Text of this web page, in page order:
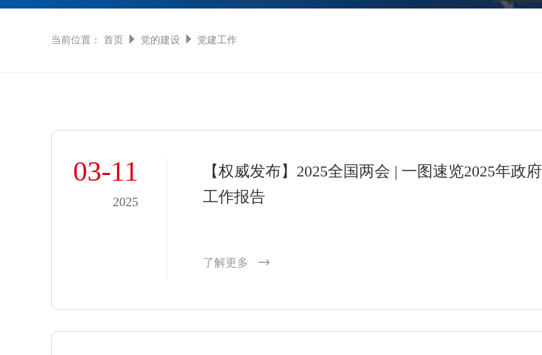
当前位置： 首页 党的建设 党建工作
03-11
2025
【权威发布】2025全国两会 | 一图速览2025年政府
工作报告
了解更多